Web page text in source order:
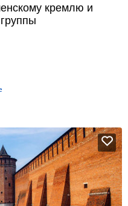
кремлю и